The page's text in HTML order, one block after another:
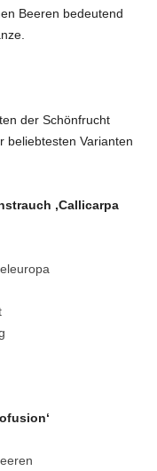
Beeren bedeutend
der Schönfrucht
beliebtesten Varianten
‚Callicarpa